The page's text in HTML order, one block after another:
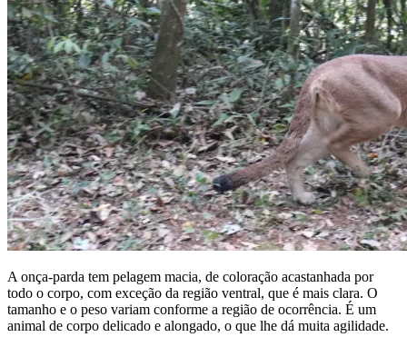
A onça-parda tem pelagem macia, de coloração acastanhada por
todo o corpo, com exceção da região ventral, que é mais clara. O
tamanho e o peso variam conforme a região de ocorrência. É um
animal de corpo delicado e alongado, o que lhe dá muita agilidade.